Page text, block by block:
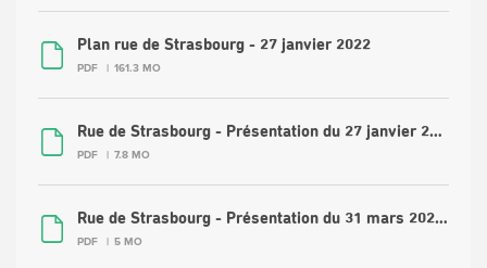
Plan rue de Strasbourg - 27 janvier 2022
PDF 161.3 MO
Rue de Strasbourg - Présentation du 27 janvier 2022 (FR).pdf
PDF 7.8 MO
Rue de Strasbourg - Présentation du 31 mars 2021 (FR).pdf
PDF 5 MO